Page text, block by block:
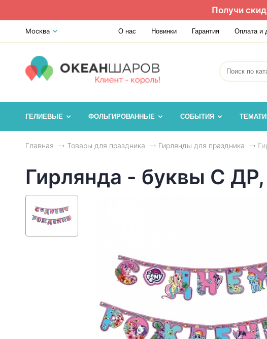
Получи
Москва О нас Новинки Гарантия Оплата и
ГЕЛИЕВЫЕ ФОЛЬГИРОВАННЫЕ СОБЫТИЯ
Главная Товары для праздника Гирлянды для праздника
Гирлянда - буквы С